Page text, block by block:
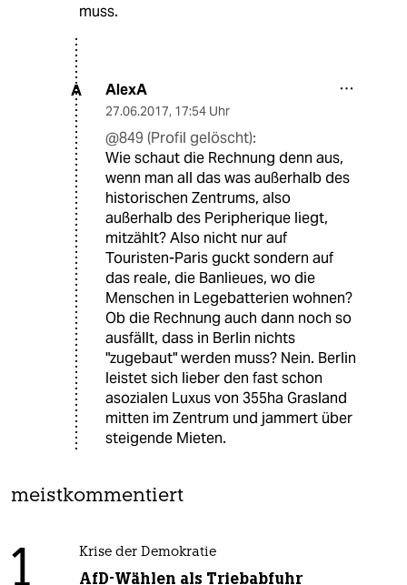
muss.
A AlexA
27.06.2017, 17:54 Uhr
@849 (Profil gelöscht):
Wie schaut die Rechnung denn aus,
wenn man all das was außerhalb des
historischen Zentrums, also
außerhalb des Peripherique liegt,
mitzählt? Also nicht nur auf
Touristen-Paris guckt sondern auf
das reale, die Banlieues, wo die
Menschen in Legebatterien wohnen?
Ob die Rechnung auch dann noch so
ausfällt, dass in Berlin nichts
"zugebaut" werden muss? Nein. Berlin
leistet sich lieber den fast schon
asozialen Luxus von 355ha Grasland
mitten im Zentrum und jammert über
steigende Mieten.
meistkommentiert
1 Krise der Demokratie
AfD-Wählen als Triebabfuhr